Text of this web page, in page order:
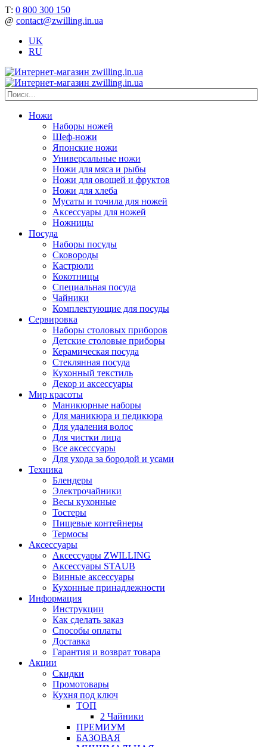
Т: 0 800 300 150
@ contact@zwilling.in.ua
UK
RU
Ножи
Наборы ножей
Шеф-ножи
Японские ножи
Универсальные ножи
Ножи для мяса и рыбы
Ножи для овощей и фруктов
Ножи для хлеба
Мусаты и точила для ножей
Аксессуары для ножей
Ножницы
Посуда
Наборы посуды
Сковороды
Кастрюли
Кокотницы
Специальная посуда
Чайники
Комплектующие для посуды
Сервировка
Наборы столовых приборов
Детские столовые приборы
Керамическая посуда
Стеклянная посуда
Кухонный текстиль
Декор и аксессуары
Мир красоты
Маникюрные наборы
Для маникюра и педикюра
Для удаления волос
Для чистки лица
Все аксессуары
Для ухода за бородой и усами
Техника
Блендеры
Электрочайники
Весы кухонные
Тостеры
Пищевые контейнеры
Термосы
Аксессуары
Аксессуары ZWILLING
Аксессуары STAUB
Винные аксессуары
Кухонные принадлежности
Информация
Инструкции
Как сделать заказ
Способы оплаты
Доставка
Гарантия и возврат товара
Акции
Скидки
Промотовары
Кухня под ключ
ТОП
2 Чайники
ПРЕМИУМ
БАЗОВАЯ